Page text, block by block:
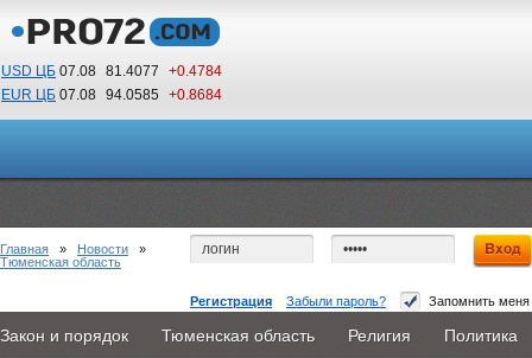
USD ЦБ 07.08 81.4077
+0.4784
EUR ЦБ 07.08 94.0585 +0.8684
02 58
По Гринвичу (GMT +5)
Регистрация Забыли пароль? Запомнить меня
Главная Новости Объявления КНИГИ ВестиNet
Закон и порядок Тюменская область Религия Политика
Главная » Новости »
Тюменская область
В Тюмени запретят продавать спиртное после